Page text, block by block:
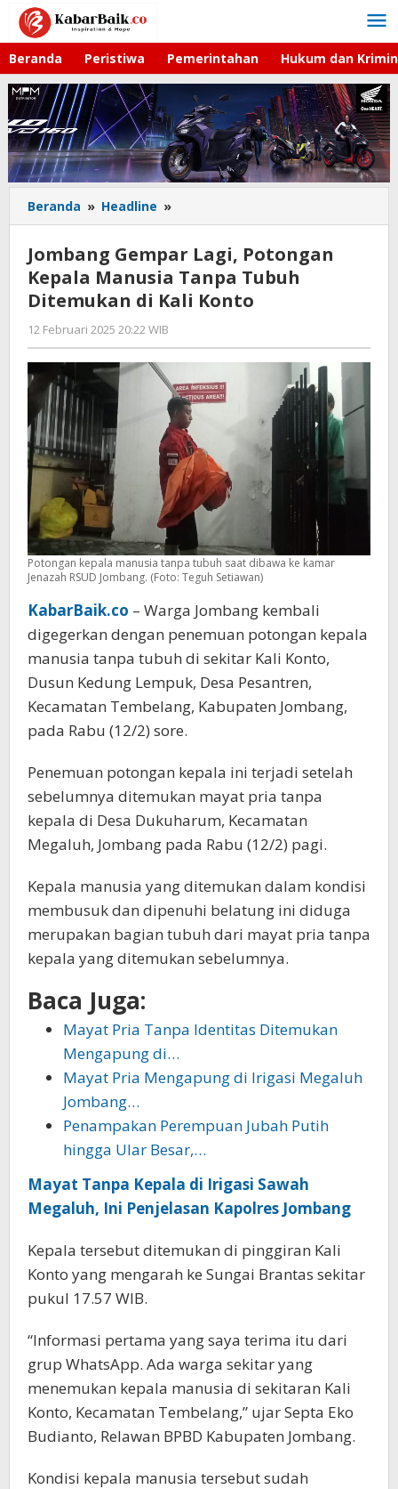
Lewati
konten
Beranda Peristiwa Pemerintahan Hukum dan
Beranda » Headline »
Gempar
Potongan
Kepala
Manusia
Kali
Konto
Jombang Gempar Lagi, Potongan
Kepala Manusia Tanpa Tubuh
Ditemukan di Kali Konto
12 Februari 2025 20:22 WIB
Andika
DP
Potongan kepala manusia tanpa tubuh saat dibawa ke kamar
Jenazah RSUD Jombang. (Foto: Teguh Setiawan)
KabarBaik.co – Warga Jombang kembali
digegerkan dengan penemuan potongan kepala
manusia tanpa tubuh di sekitar Kali Konto,
Dusun Kedung Lempuk, Desa Pesantren,
Kecamatan Tembelang, Kabupaten Jombang,
pada Rabu (12/2) sore.
Penemuan potongan kepala ini terjadi setelah
sebelumnya ditemukan mayat pria tanpa
kepala di Desa Dukuharum, Kecamatan
Megaluh, Jombang pada Rabu (12/2) pagi.
Kepala manusia yang ditemukan dalam kondisi
membusuk dan dipenuhi belatung ini diduga
merupakan bagian tubuh dari mayat pria tanpa
kepala yang ditemukan sebelumnya.
Baca Juga:
Mayat Pria Tanpa Identitas Ditemukan
Mengapung di…
Mayat Pria Mengapung di Irigasi Megaluh
Jombang…
Penampakan Perempuan Jubah Putih
hingga Ular Besar,…
Mayat Tanpa Kepala di Irigasi Sawah
Megaluh, Ini Penjelasan Kapolres Jombang
Kepala tersebut ditemukan di pinggiran Kali
Konto yang mengarah ke Sungai Brantas sekitar
pukul 17.57 WIB.
“Informasi pertama yang saya terima itu dari
grup WhatsApp. Ada warga sekitar yang
menemukan kepala manusia di sekitaran Kali
Konto, Kecamatan Tembelang,” ujar Septa Eko
Budianto, Relawan BPBD Kabupaten Jombang.
Kondisi kepala manusia tersebut sudah